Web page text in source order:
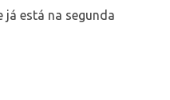
já está na segunda